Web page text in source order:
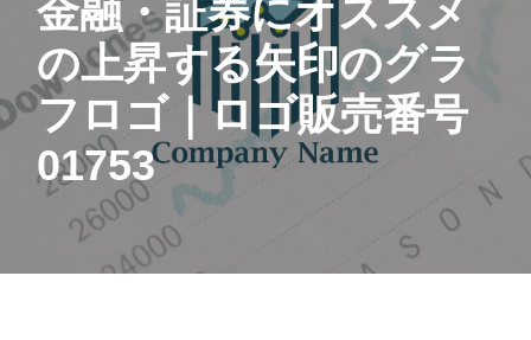
ッ
プ
金融・証券にオススメ
の上昇する矢印のグラ
フロゴ｜ロゴ販売番号
01753